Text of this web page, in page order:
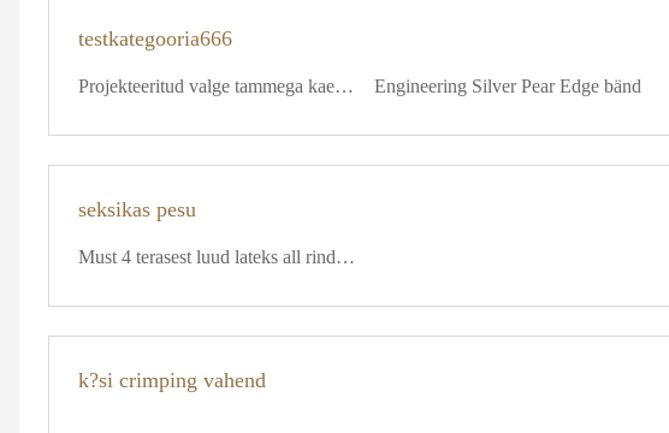
testkategooria666
Projekteeritud valge tammega kaetud spoonijoon Engineering Silver Pear Edge bänd
seksikas pesu
Must 4 terasest luud lateks all rind korsetti
k?si crimping vahend